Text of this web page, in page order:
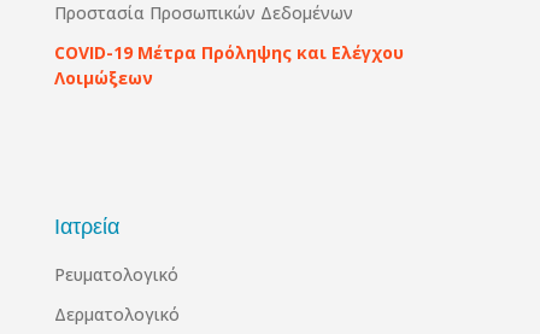
Προστασία Προσωπικών Δεδομένων
COVID-19 Μέτρα Πρόληψης και Ελέγχου
Λοιμώξεων
Ιατρεία
Ρευματολογικό
Δερματολογικό